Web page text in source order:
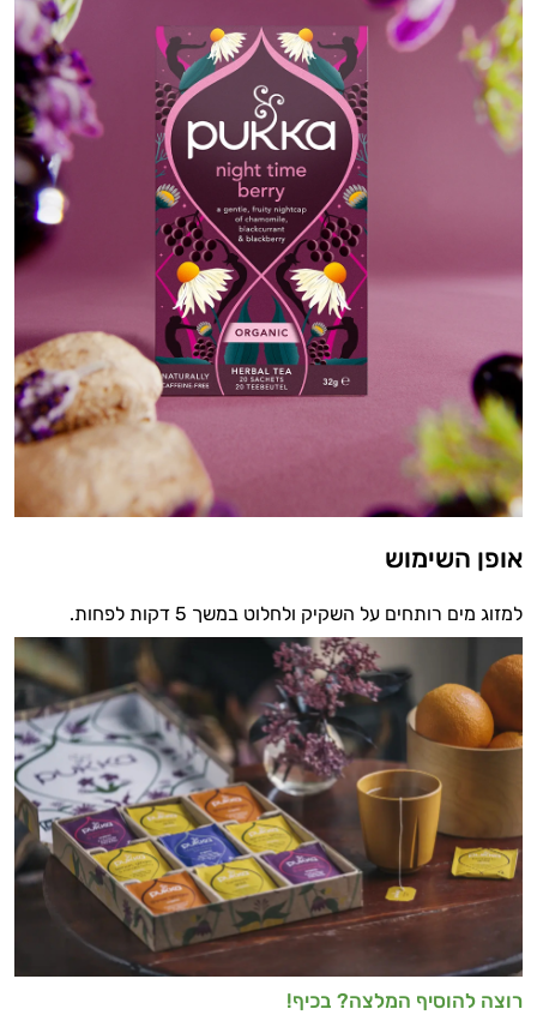
אופן השימוש
למזוג מים רותחים על השקיק ולחלוט במשך 5 דקות לפחות.
רוצה להוסיף המלצה? בכיף!